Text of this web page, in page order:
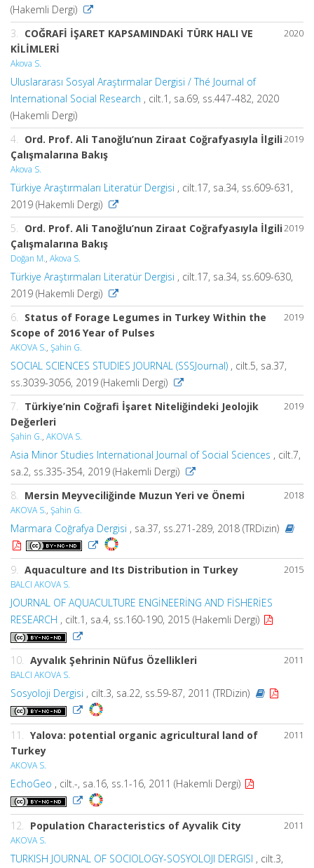
(Hakemli Dergi)
2020
3.
COĞRAFİ İŞARET KAPSAMINDAKİ TÜRK HALI VE
KİLİMLERİ
Akova S.
Uluslararası Sosyal Araştırmalar Dergisi / Thé Journal of
International Social Research , cilt.1, sa.69, ss.447-482, 2020
(Hakemli Dergi)
2019
4.
Ord. Prof. Ali Tanoğlu’nun Ziraat Coğrafyasıyla İlgili
Çalışmalarına Bakış
Akova S.
Türkiye Araştırmaları Literatür Dergisi , cilt.17, sa.34, ss.609-631,
2019 (Hakemli Dergi)
2019
5.
Ord. Prof. Ali Tanoğlu’nun Ziraat Coğrafyasıyla İlgili
Çalışmalarına Bakış
Doğan M., Akova S.
Türkiye Araştırmaları Literatür Dergisi , cilt.17, sa.34, ss.609-630,
2019 (Hakemli Dergi)
2019
6.
Status of Forage Legumes in Turkey Within the
Scope of 2016 Year of Pulses
AKOVA S., Şahin G.
SOCIAL SCIENCES STUDIES JOURNAL (SSSJournal) , cilt.5, sa.37,
ss.3039-3056, 2019 (Hakemli Dergi)
2019
7.
Türkiye’nin Coğrafi İşaret Niteliğindeki Jeolojik
Değerleri
Şahin G., AKOVA S.
Asia Minor Studies International Journal of Social Sciences , cilt.7,
sa.2, ss.335-354, 2019 (Hakemli Dergi)
2018
8. Mersin Meyveciliğinde Muzun Yeri ve Önemi
AKOVA S., Şahin G.
Marmara Coğrafya Dergisi , sa.37, ss.271-289, 2018 (TRDizin)
2015
9. Aquaculture and Its Distribution in Turkey
BALCI AKOVA S.
JOURNAL OF AQUACULTURE ENGİNEERİNG AND FİSHERİES
RESEARCH , cilt.1, sa.4, ss.160-190, 2015 (Hakemli Dergi)
2011
10. Ayvalık Şehrinin Nüfus Özellikleri
BALCI AKOVA S.
Sosyoloji Dergisi , cilt.3, sa.22, ss.59-87, 2011 (TRDizin)
2011
11. Yalova: potential organic agricultural land of
Turkey
AKOVA S.
EchoGeo , cilt.-, sa.16, ss.1-16, 2011 (Hakemli Dergi)
2011
12. Population Characteristics of Ayvalik City
AKOVA S.
TURKISH JOURNAL OF SOCIOLOGY-SOSYOLOJI DERGISI , cilt.3,